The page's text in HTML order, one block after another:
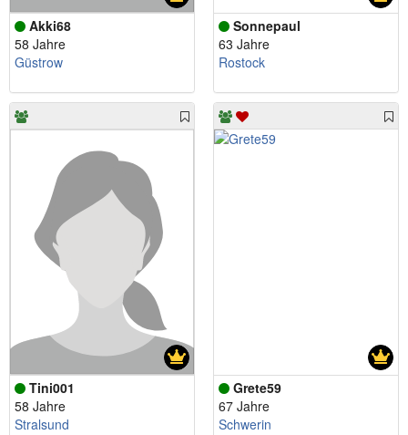
Akki68
58 Jahre
Güstrow
Sonnepaul
63 Jahre
Rostock
Tini001
58 Jahre
Stralsund
Grete59
67 Jahre
Schwerin